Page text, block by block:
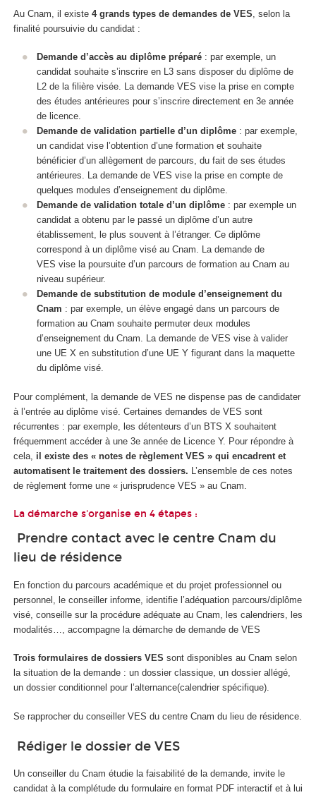
Au Cnam, il existe 4 grands types de demandes de VES , selon la
finalité poursuivie du candidat :
Demande d’accès au diplôme préparé: par exemple, un
candidat souhaite s’inscrire en L3 sans disposer du diplôme de
L2 de la filière visée. La demande VES vise la prise en compte
des études antérieures pour s’inscrire directement en 3e année
de licence.
Demande de validation partielle d’un diplôme: par exemple,
un candidat vise l’obtention d’une formation et souhaite
bénéficier d’un allègement de parcours, du fait de ses études
antérieures. La demande de VES vise la prise en compte de
quelques modules d’enseignement du diplôme.
Demande de validation totale d’un diplôme: par exemple un
candidat a obtenu par le passé un diplôme d’un autre
établissement, le plus souvent à l’étranger. Ce diplôme
correspond à un diplôme visé au Cnam. La demande de
VES vise la poursuite d’un parcours de formation au Cnam au
niveau supérieur.
Demande de substitution de module d’enseignement du
Cnam : par exemple, un élève engagé dans un parcours de
formation au Cnam souhaite permuter deux modules
d’enseignement du Cnam. La demande de VES vise à valider
une UE X en substitution d’une UE Y figurant dans la maquette
du diplôme visé.
Pour complément, la demande de VES ne dispense pas de candidater
à l’entrée au diplôme visé. Certaines demandes de VES sont
récurrentes : par exemple, les détenteurs d’un BTS X souhaitent
fréquemment accéder à une 3e année de Licence Y. Pour répondre à
cela, il existe des « notes de règlement VES » qui encadrent et
automatisent le traitement des dossiers. L’ensemble de ces notes
de règlement forme une « jurisprudence VES » au Cnam.
La démarche s'organise en 4 étapes :
Prendre contact avec le centre Cnam du
lieu de résidence
En fonction du parcours académique et du projet professionnel ou
personnel, le conseiller informe, identifie l’adéquation parcours/diplôme
visé, conseille sur la procédure adéquate au Cnam, les calendriers, les
modalités…, accompagne la démarche de demande de VES
Trois formulaires de dossiers VES sont disponibles au Cnam selon
la situation de la demande : un dossier classique, un dossier allégé,
un dossier conditionnel pour l’alternance(calendrier spécifique).
Se rapprocher du conseiller VES du centre Cnam du lieu de résidence.
Rédiger le dossier de VES
Un conseiller du Cnam étudie la faisabilité de la demande, invite le
candidat à la complétude du formulaire en format PDF interactif et à lui